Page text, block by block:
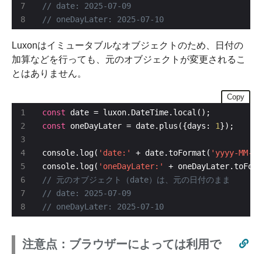
7
8
Luxonはイミュータブルなオブジェクトのため、日付の
加算などを行っても、元のオブジェクトが変更されるこ
とはありません。
Copy
3
4
5
6
7
8
const
const oneDayLater = date.plus({days: 1
console.log( 'date:' + date.toFormat( 'yyyy-MM-
console.log( 'oneDayLater:'
+
注意点：ブラウザーによっては利用で